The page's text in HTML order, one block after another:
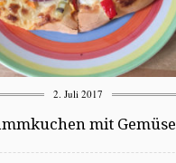
2. Juli 2017
mit Gemüse